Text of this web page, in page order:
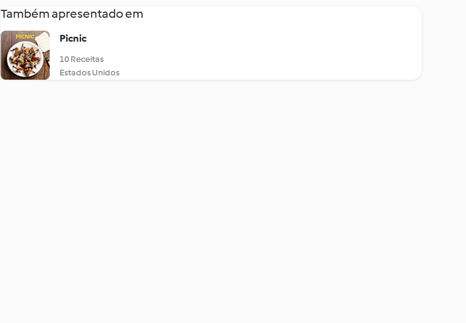
Também apresentado em
Picnic
10 Receitas
Estados Unidos